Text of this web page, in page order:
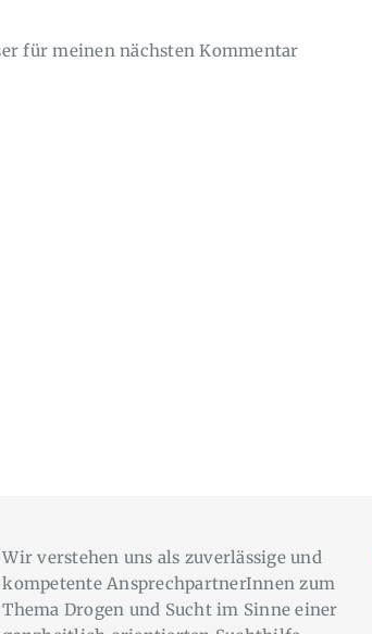
für meinen nächsten Kommentar
Wir verstehen uns als zuverlässige und
kompetente AnsprechpartnerInnen zum
Thema Drogen und Sucht im Sinne einer